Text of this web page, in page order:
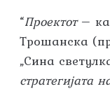
“Проектот–
Трошанска
„Сина
стратегијата